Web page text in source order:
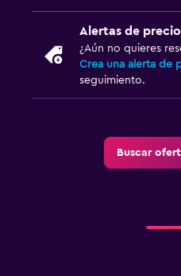
Alertas de
¿Aún no quieres
Crea una alerta de
seguimiento.
Buscar